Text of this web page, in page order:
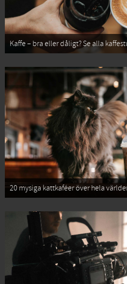
Kaffe – bra eller dåligt? Se alla
20 mysiga kattkaféer över hela